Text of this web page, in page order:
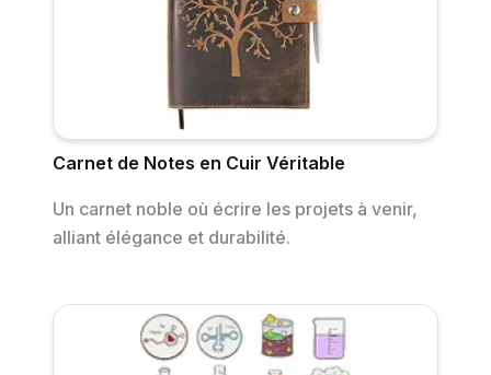
Carnet de Notes en Cuir Véritable
Un carnet noble où écrire les projets à venir,
alliant élégance et durabilité.